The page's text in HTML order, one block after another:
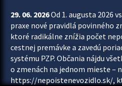
29. 06. 2026Od 1. augusta 2026
praxe nové pravidlá povinného
ktoré radikálne znížia počet
cestnej premávke a zavedú
systému PZP. Občania nájdu
o zmenách na jednom mieste
https://nepoistenevozidlo.sk/,